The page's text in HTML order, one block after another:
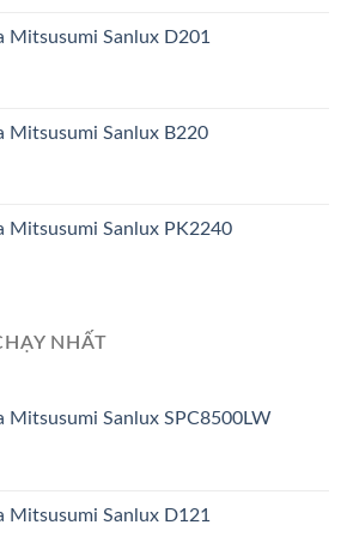
Mitsusumi Sanlux D201
Mitsusumi Sanlux B220
Mitsusumi Sanlux PK2240
NHẤT
Mitsusumi Sanlux SPC8500LW
Mitsusumi Sanlux D121